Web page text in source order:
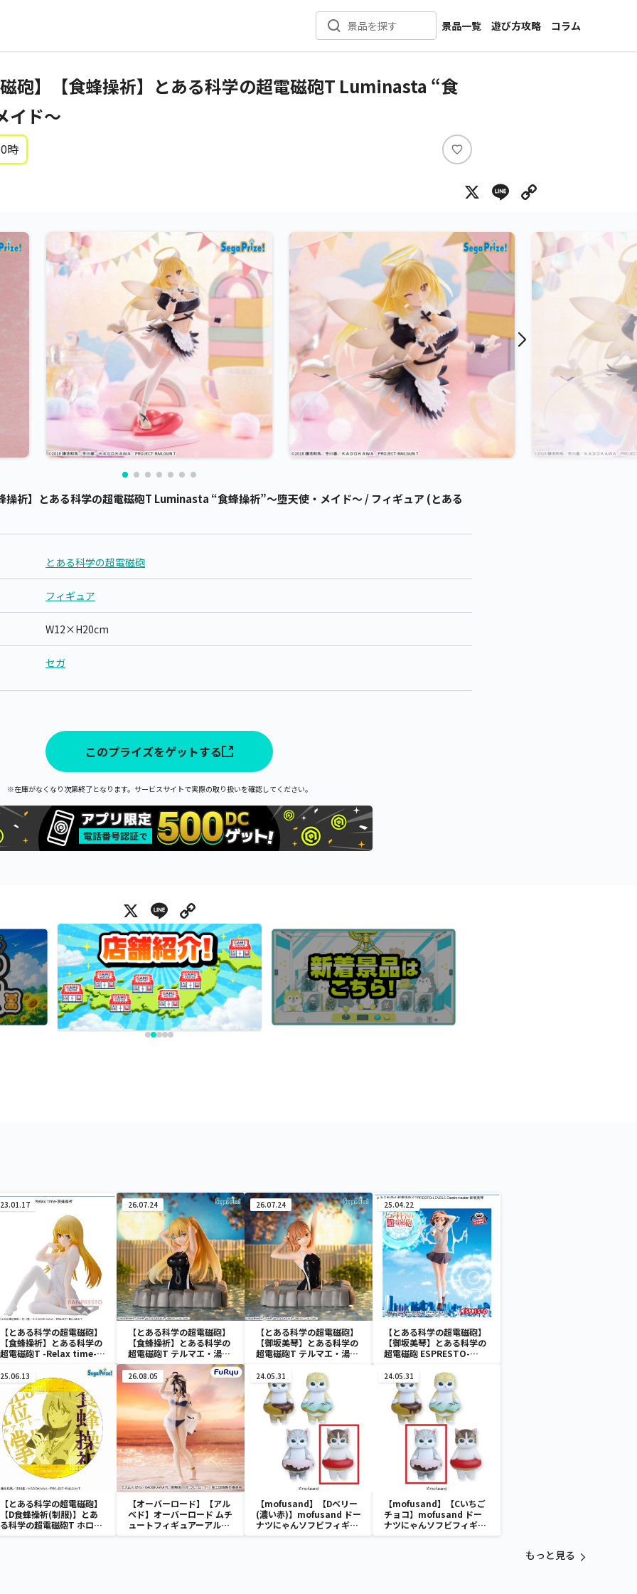
景品を探す
景品一覧
新着景品
カテゴリ一覧
遊び方攻略
コラム
インタビュー
砲】【食蜂操祈】とある科学の超電磁砲T Luminasta “食
イド～
時
い
ね
X Line
操祈】とある科学の超電磁砲T Luminasta “食蜂操祈”～堕天使・メイド～ / フィギュア (とある
とある科学の超電磁砲
フィギュア
W12×H20cm
セガ
このプライズをゲットする
※在庫がなくなり次第終了となります。サービスサイトで実際の取り扱いを確認してください。
X Line
23.01.17
【とある科学の超電磁砲】
【食蜂操祈】とある科学の
超電磁砲T -Relax time-食
26.07.24
【とある科学の超電磁砲】
【食蜂操祈】とある科学の
超電磁砲T テルマエ・湯～
とぴあ ‐食蜂操祈‐
26.07.24
【とある科学の超電磁砲】
【御坂美琴】とある科学の
超電磁砲T テルマエ・湯～
25.04.22
【とある科学の超電磁砲】
【御坂美琴】とある科学の
超電磁砲 ESPRESTO-
御坂美琴
25.06.13
【とある科学の超電磁砲】
【D食蜂操祈(制服)】とあ
る科学の超電磁砲T ホログ
ラム缶バッジ(EX)
26.08.05
【オーバーロード】【アル
ベド】オーバーロード ムチ
ュートフィギュアーアルベ
ド・aqua ver.ー
24.05.31
【mofusand】【Dベリー
(濃い赤)】mofusand ドー
ナツにゃんソフビフィギュ
ア
24.05.31
【mofusand】【Cいちご
チョコ】mofusand ドー
ナツにゃんソフビフィギュ
ア
もっと見る